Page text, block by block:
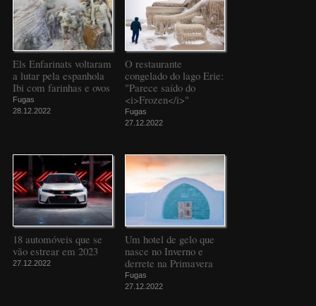
Els Enfarinats voltaram
a lutar pela espanhola
Ibi com farinhas e ovos
Fugas
28.12.2022
O restaurante
congelado do lago Erie:
"Parece saído do
<i>Frozen</i>"
Fugas
27.12.2022
18 automóveis que se
vão estrear em 2023
27.12.2022
Um hotel de gelo que
nasce no Inverno e
derrete na Primavera
Fugas
27.12.2022